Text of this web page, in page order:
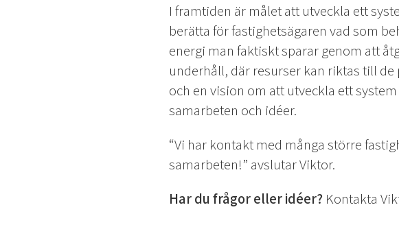
I framtiden är målet att utveckla ett
berätta för fastighetsägaren vad som
energi man faktiskt sparar genom att
underhåll, där resurser kan riktas till
och en vision om att utveckla ett
samarbeten och idéer.
“Vi har kontakt med många större
samarbeten!” avslutar Viktor.
Har du frågor eller idéer? Kontakta